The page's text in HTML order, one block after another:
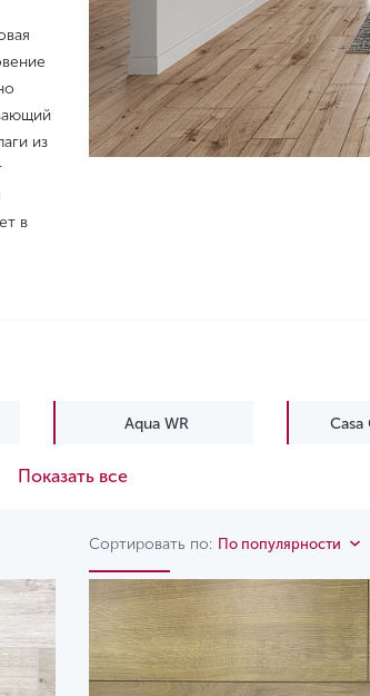
из
в
Aqua WR Casa
Emotions WR
Villa WR
Показать все
Сортировать по: По популярности